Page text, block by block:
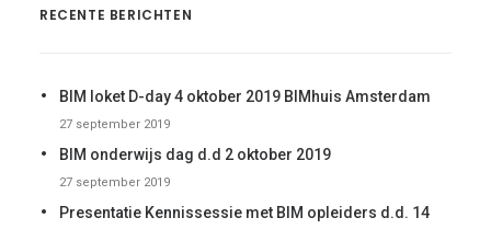
RECENTE BERICHTEN
BIM loket D-day 4 oktober 2019 BIMhuis Amsterdam
27 september 2019
BIM onderwijs dag d.d 2 oktober 2019
27 september 2019
Presentatie Kennissessie met BIM opleiders d.d. 14